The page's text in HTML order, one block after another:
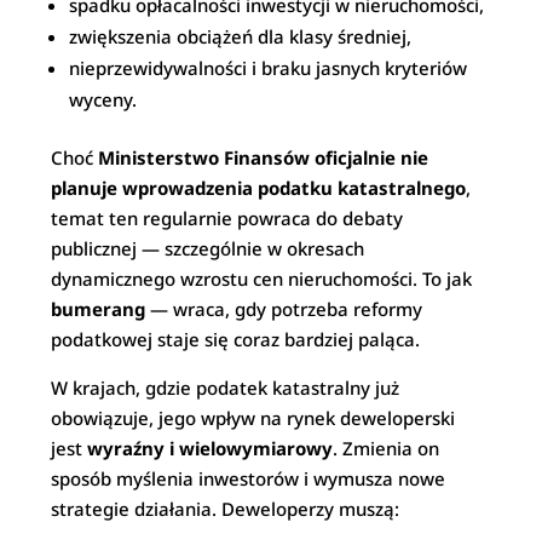
spadku opłacalności inwestycji w nieruchomości,
zwiększenia obciążeń dla klasy średniej,
nieprzewidywalności i braku jasnych kryteriów
wyceny.
Choć Ministerstwo Finansów oficjalnie nie
planuje wprowadzenia podatku katastralnego,
temat ten regularnie powraca do debaty
publicznej — szczególnie w okresach
dynamicznego wzrostu cen nieruchomości. To jak
bumerang — wraca, gdy potrzeba reformy
podatkowej staje się coraz bardziej paląca.
W krajach, gdzie podatek katastralny już
obowiązuje, jego wpływ na rynek deweloperski
jestwyraźny i wielowymiarowy. Zmienia on
sposób myślenia inwestorów i wymusza nowe
strategie działania. Deweloperzy muszą: